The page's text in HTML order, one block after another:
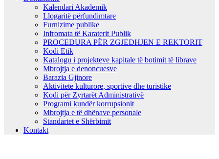
Kalendari Akademik
Llogaritë përfundimtare
Furnizime publike
Infromata të Karaterit Publik
PROCEDURA PËR ZGJEDHJEN E REKTORIT
Kodi Etik
Katalogu i projekteve kapitale të botimit të librave
Mbrojtja e denoncuesve
Barazia Gjinore
Aktivitete kulturore, sportive dhe turistike
Kodi për Zyrtarët Administrativë
Programi kundër korrupsionit
Mbrojtja e të dhënave personale
Standartet e Shërbimit
Kontakt